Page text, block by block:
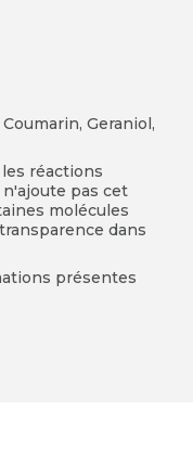
Geraniol,
réactions
pas cet
molécules
dans
présentes